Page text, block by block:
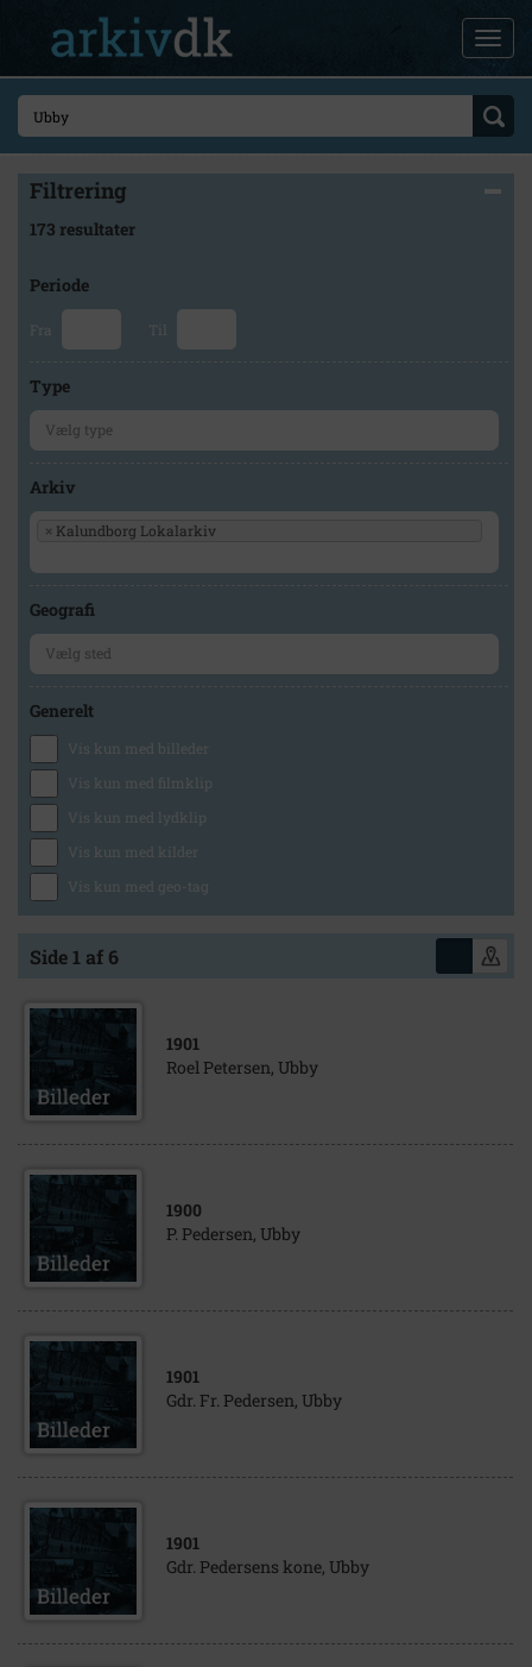
Filtrering
173 resultater
Periode
Fra Til
Type
Arkiv
× Kalundborg Lokalarkiv
Geografi
Generelt
Vis kun med billeder
Vis kun med filmklip
Vis kun med lydklip
Vis kun med kilder
Vis kun med geo-tag
Side 1 af 6
1901
Roel Petersen, Ubby
1900
P. Pedersen, Ubby
1901
Gdr. Fr. Pedersen, Ubby
1901
Gdr. Pedersens kone, Ubby